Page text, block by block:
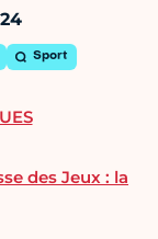
Sport
des Jeux : la